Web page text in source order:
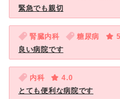
緊急でも親切
腎臓内科 糖尿病
良い病院です
内科
4.0
とても便利な病院です